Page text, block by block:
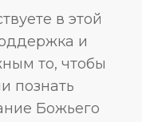
в этой
и
то, чтобы
познать
Божьего